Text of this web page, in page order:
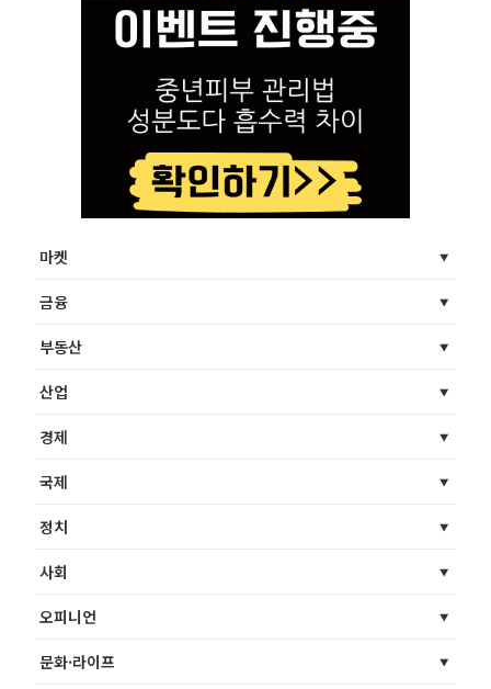
마켓
금융
부동산
산업
경제
국제
정치
사회
오피니언
문화·라이프